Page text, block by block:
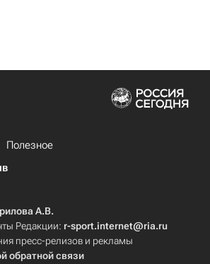
Полезное
А.В.
Редакции: r-sport.internet@ria.ru
пресс-релизов и рекламы
обратной связи